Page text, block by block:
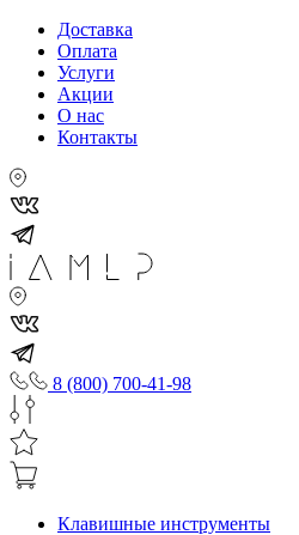
Доставка
Оплата
Услуги
Акции
О нас
Контакты
8 (800) 700-41-98
Клавишные инструменты